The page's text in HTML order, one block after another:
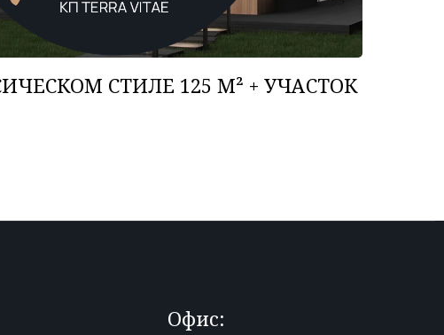
СТИЛЕ 125 М² + УЧАСТОК
Офис: